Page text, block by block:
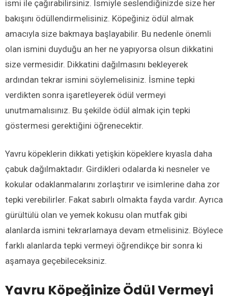
ismi ile çağırabilirsiniz. İsmiyle seslendiğinizde size her
bakışını ödüllendirmelisiniz. Köpeğiniz ödül almak
amacıyla size bakmaya başlayabilir. Bu nedenle önemli
olan ismini duyduğu an her ne yapıyorsa olsun dikkatini
size vermesidir. Dikkatini dağılmasını bekleyerek
ardından tekrar ismini söylemelisiniz. İsmine tepki
verdikten sonra işaretleyerek ödül vermeyi
unutmamalısınız. Bu şekilde ödül almak için tepki
göstermesi gerektiğini öğrenecektir.
Yavru köpeklerin dikkati yetişkin köpeklere kıyasla daha
çabuk dağılmaktadır. Girdikleri odalarda ki nesneler ve
kokular odaklanmalarını zorlaştırır ve isimlerine daha zor
tepki verebilirler. Fakat sabırlı olmakta fayda vardır. Ayrıca
gürültülü olan ve yemek kokusu olan mutfak gibi
alanlarda ismini tekrarlamaya devam etmelisiniz. Böylece
farklı alanlarda tepki vermeyi öğrendikçe bir sonra ki
aşamaya geçebileceksiniz.
Yavru KöpeğinizeÖdül Vermeyi